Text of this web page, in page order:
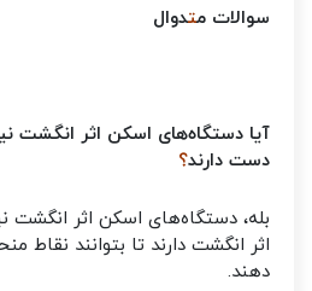
سوالات متدوال
آیا دستگاه‌های اسکن اثر انگشت
دست دارند؟
بله، دستگاه‌های اسکن اثر انگشت
اثر انگشت دارند تا بتوانند نقاط
دهند.